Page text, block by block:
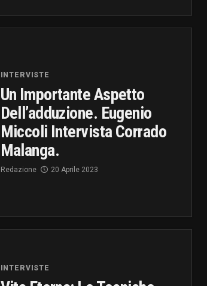
INTERVISTE
Un Importante Aspetto
Dell’adduzione. Eugenio
Miccoli Intervista Corrado
Malanga.
Redazione 20 Aprile 2023
INTERVISTE